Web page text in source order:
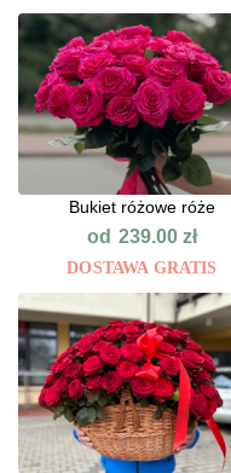
Bukiet różowe róże
od 239.00 zł
DOSTAWA GRATIS